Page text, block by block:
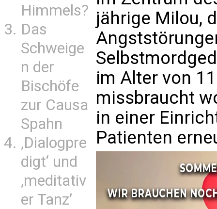
Himmels?
Das
Schweige
n der
Bischöfe
zur Causa
Spahn
‚Dialogpre
digt‘ und
‚meditativ
er Tanz’
jährige Milou,
im Alter von
missbraucht
in einer
Patienten